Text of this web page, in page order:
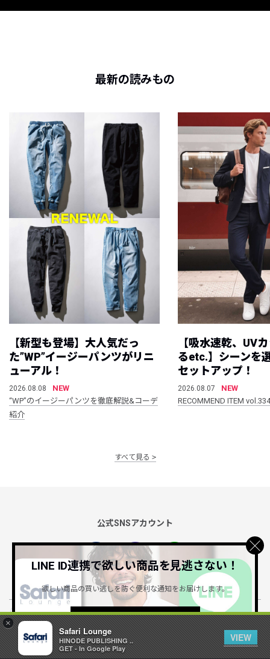
×
Safari Lounge
HINODE PUBLISHING ..
GET - In Google Play
VIEW
最新の読みもの
【新型も登場】大人気だっ
た”WP”イージーパンツがリニ
ューアル！
2026.08.08
NEW
“WP”のイージーパンツを徹底解説&コーデ
紹介
【吸水速乾、UV
るetc.】シーンを
セットアップ！
2026.08.07
NEW
RECOMMEND ITEM vol.334
すべて見る
公式SNSアカウント
Safari Lounge アプリ
限定の機能もあるアプリでサクサクお買い物
LINE ID連携で欲しい商品を見逃さない！
欲しい商品の買い逃しを防ぐ便利な通知をお届けします。
詳しくはこちら ＞